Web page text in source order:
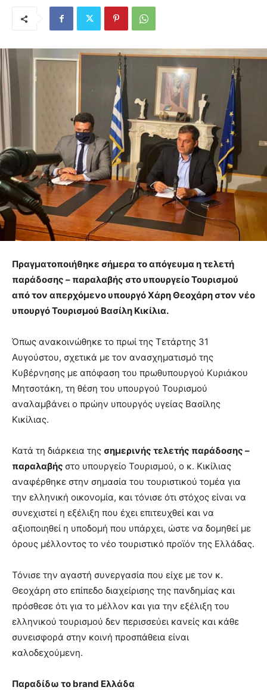
Πραγματοποιήθηκε σήμερα το απόγευμα η τελετή
παράδοσης – παραλαβής στο υπουργείο Τουρισμού
από τον απερχόμενο υπουργό Χάρη Θεοχάρη στον νέο
υπουργό Τουρισμού Βασίλη Κικίλια.
Όπως ανακοινώθηκε το πρωί της Τετάρτης 31
Αυγούστου, σχετικά με τον ανασχηματισμό της
Κυβέρνησης με απόφαση του πρωθυπουργού Κυριάκου
Μητσοτάκη, τη θέση του υπουργού Τουρισμού
αναλαμβάνει ο πρώην υπουργός υγείας Βασίλης
Κικίλιας.
Κατά τη διάρκεια της σημερινής τελετής παράδοσης –
παραλαβής στο υπουργείο Τουρισμού, ο κ. Κικίλιας
αναφέρθηκε στην σημασία του τουριστικού τομέα για
την ελληνική οικονομία, και τόνισε ότι στόχος είναι να
συνεχιστεί η εξέλιξη που έχει επιτευχθεί και να
αξιοποιηθεί η υποδομή που υπάρχει, ώστε να δομηθεί με
όρους μέλλοντος το νέο τουριστικό προϊόν της Ελλάδας.
Τόνισε την αγαστή συνεργασία που είχε με τον κ.
Θεοχάρη στο επίπεδο διαχείρισης της πανδημίας και
πρόσθεσε ότι για το μέλλον και για την εξέλιξη του
ελληνικού τουρισμού δεν περισσεύει κανείς και κάθε
συνεισφορά στην κοινή προσπάθεια είναι
καλοδεχούμενη.
Παραδίδω το brand Ελλάδα